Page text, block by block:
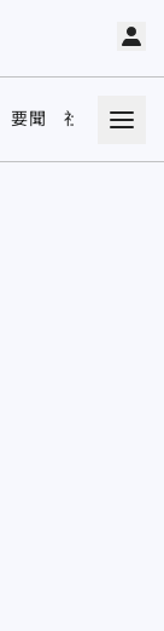
要聞 社會 娛樂